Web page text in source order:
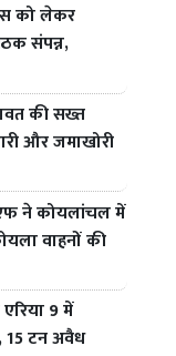
को लेकर
संपन्न,
की सख्त
और जमाखोरी
ने कोयलांचल में
वाहनों की
9 में
15 टन अवैध